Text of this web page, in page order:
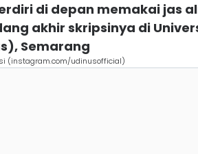
di depan memakai jas
akhir skripsinya di
Semarang
(instagram.com/udinusofficial)